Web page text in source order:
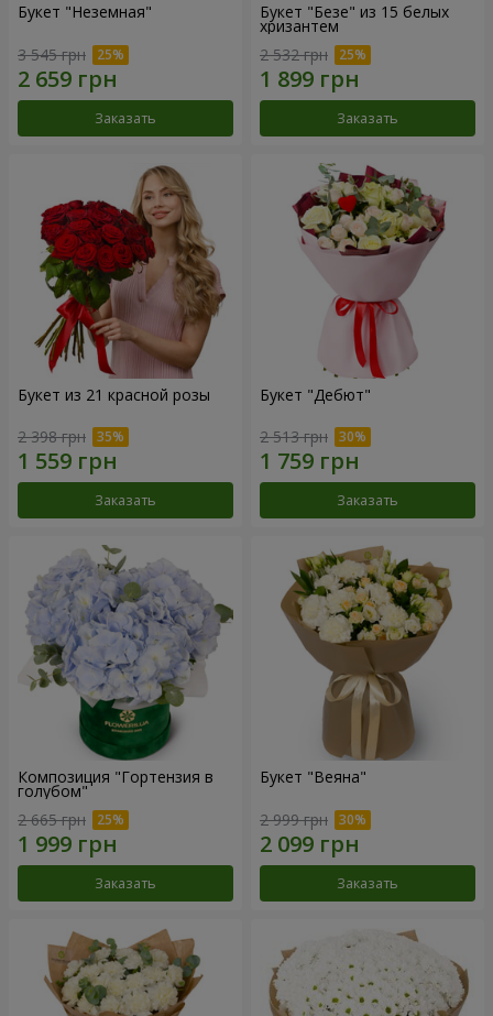
Букет "Неземная"
3 545 грн
Заказать
Букет "Безе" из 15 белых
хризантем
2 532 грн
Заказать
Букет из 21 красной розы
2 398 грн
Заказать
Букет "Дебют"
2 513 грн
Заказать
Композиция "Гортензия в
голубом"
2 665 грн
Заказать
Букет "Веяна"
2 999 грн
Заказать